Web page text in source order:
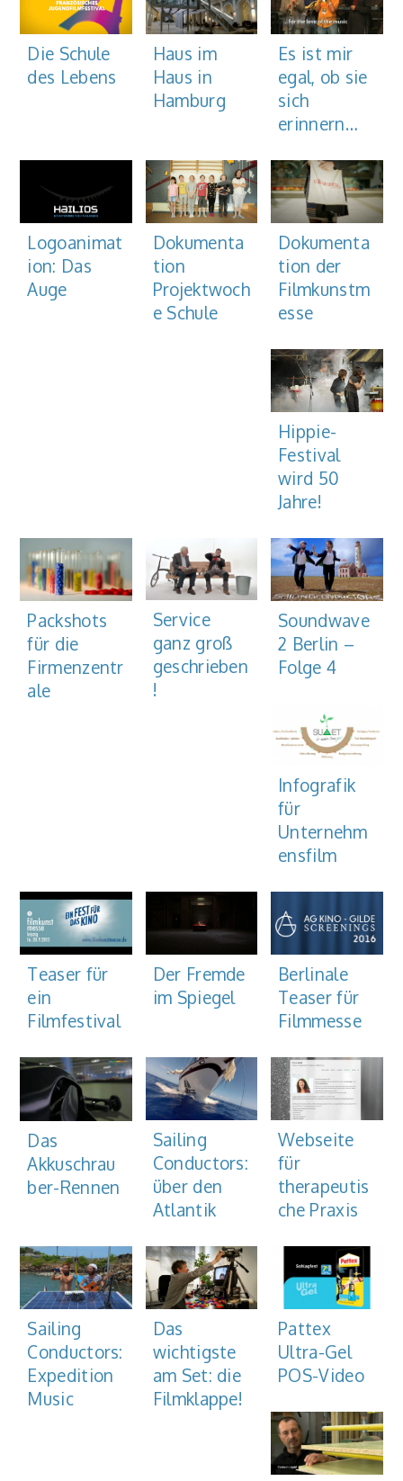
Die Schule
des Lebens
Haus im
Haus in
Hamburg
Es ist mir
egal, ob sie
sich
erinnern…
Logoanimat
ion: Das
Auge
Dokumenta
tion
Projektwoch
e Schule
Dokumenta
tion der
Filmkunstm
esse
Hippie-
Festival
wird 50
Jahre!
Packshots
für die
Firmenzentr
ale
Service
ganz groß
geschrieben
!
Soundwave
2 Berlin –
Folge 4
Infografik
für
Unternehm
ensfilm
Teaser für
ein
Filmfestival
Der Fremde
im Spiegel
Berlinale
Teaser für
Filmmesse
Das
Akkuschrau
ber-Rennen
Sailing
Conductors:
über den
Atlantik
Webseite
für
therapeutis
che Praxis
Sailing
Conductors:
Expedition
Music
Das
wichtigste
am Set: die
Filmklappe!
Pattex
Ultra-Gel
POS-Video